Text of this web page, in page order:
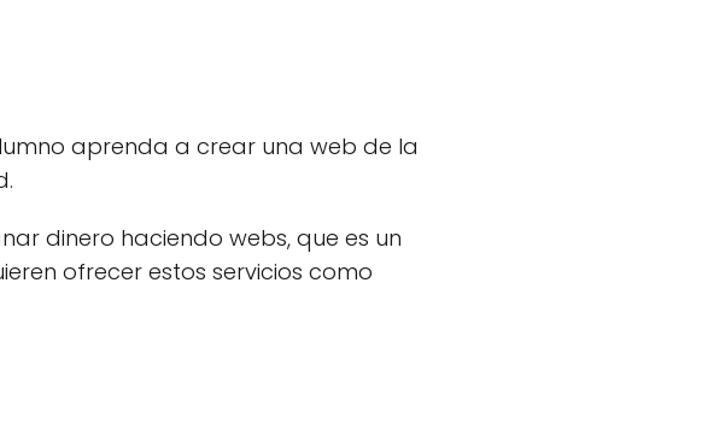
aprenda a crear una web de la
dinero haciendo webs, que es un
ofrecer estos servicios como